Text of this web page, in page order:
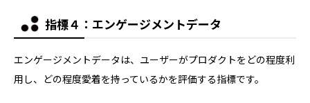
指標４： エンゲージメントデータ
エンゲージメントデータは、ユーザーがプロダクトをどの程度利
用し、どの程度愛着を持っているかを評価する指標です。